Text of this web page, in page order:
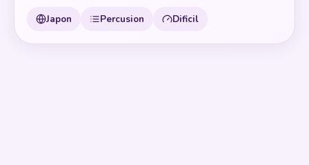
Japon Percusion Dificil